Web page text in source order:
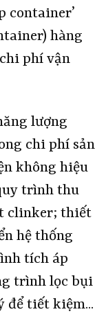
container’
hàng
phí vận
lượng
chi phí sản
không hiệu
trình thu
clinker; thiết
hệ thống
tích áp
trình lọc bụi
để tiết kiệm...